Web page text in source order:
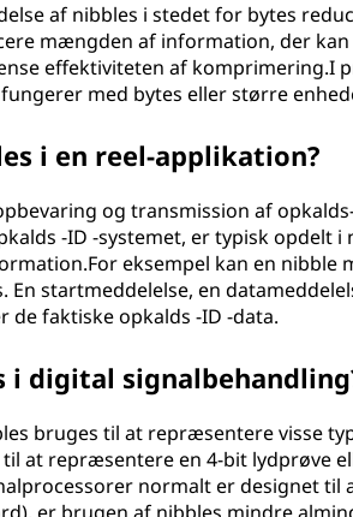
af nibbles i stedet for bytes
mængden af information, der
effektiviteten af komprimering.I
med bytes eller større
i en reel-applikation?
og transmission af
-ID -systemet, er typisk opdelt
eksempel kan en nibble
En startmeddelelse, en
faktiske opkalds -ID -data.
i digital
bruges til at repræsentere visse
at repræsentere en 4-bit lydprøve
normalt er designet til